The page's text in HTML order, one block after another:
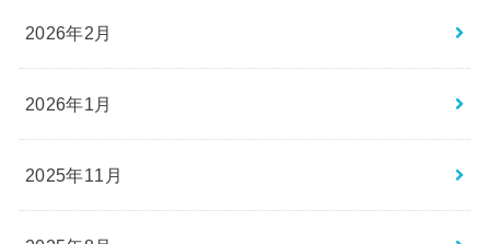
2026年2月
2026年1月
2025年11月